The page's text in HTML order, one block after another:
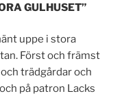
GULHUSET”
uppe i stora
Först och främst
trädgårdar och
på patron Lacks